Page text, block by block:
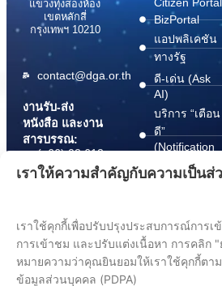
แขวงทุ่งสองห้อง
เขตหลักสี่
กรุงเทพฯ 10210
contact@dga.or.th
งานรับ-ส่ง
หนังสือ และงาน
สารบรรณ:
(+66) 02 612
6000
saraban@dga.or.th
Center:
(+66) 02 612
Citizen Portal
BizPortal
แอปพลิเคชัน
ทางรัฐ
ดี-เด่น (Ask
AI)
บริการ “เตือน
ดี”
(Notification
บริการ
(Document
Wallet)
เราให้ความสำคัญกับความเป็น
เราใช้คุกกี้เพื่อปรับปรุงประสบการณ์การเ
การเข้าชม และปรับแต่งเนื้อหา การคลิก
หมายความว่าคุณยินยอมให้เราใช้คุกกี้ต
ข้อมูลส่วนบุคคล (PDPA)